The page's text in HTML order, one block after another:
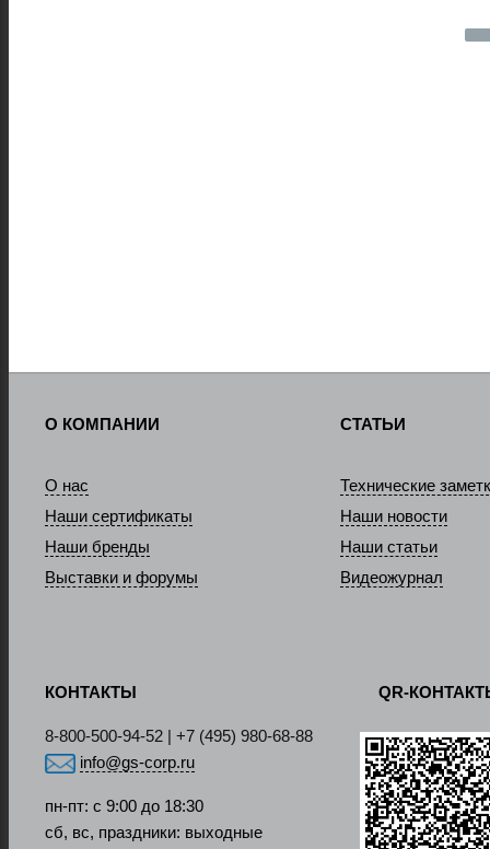
О КОМПАНИИ
О нас
Наши сертификаты
Наши бренды
Выставки и форумы
СТАТЬИ
Технические
Наши новости
Наши статьи
Видеожурнал
КОНТАКТЫ
8-800-500-94-52 | +7 (495) 980-68-88
info@gs-corp.ru
пн-пт: с 9:00 до 18:30
сб, вс, праздники: выходные
QR-